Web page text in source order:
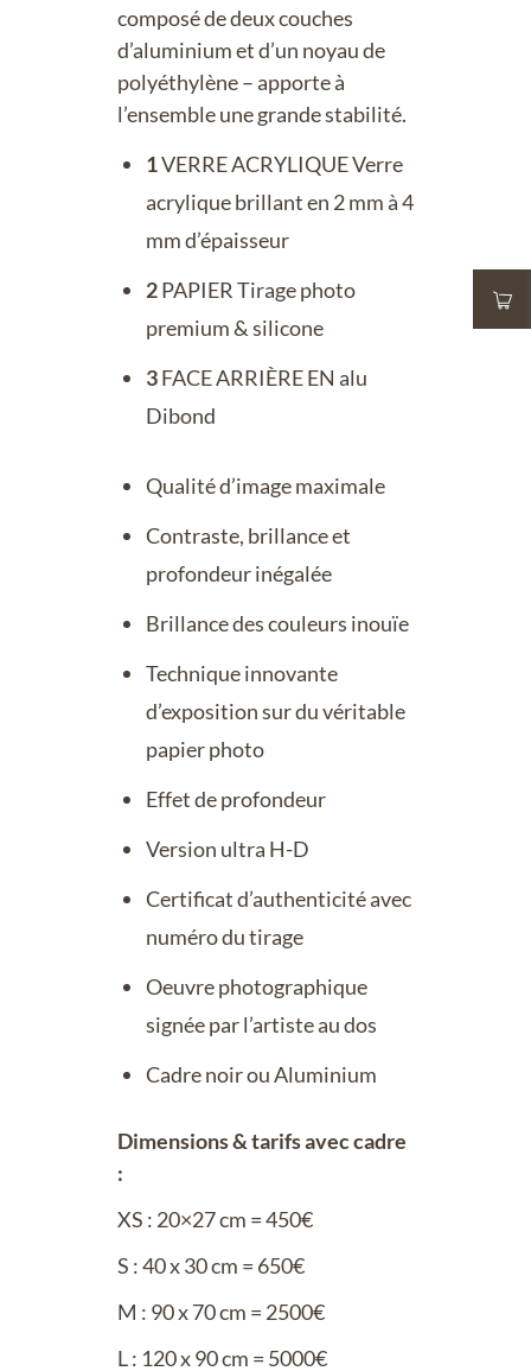
composé de deux couches
d’aluminium et d’un noyau de
polyéthylène – apporte à
l’ensemble une grande stabilité.
1VERRE ACRYLIQUE Verre
acrylique brillant en 2 mm à 4
mm d’épaisseur
2PAPIER Tirage photo
premium & silicone
3FACE ARRIÈRE EN alu
Dibond
Qualité d’image maximale
Contraste, brillance et
profondeur inégalée
Brillance des couleurs inouïe
Technique innovante
d’exposition sur du véritable
papier photo
Effet de profondeur
Version ultra H-D
Certificat d’authenticité avec
numéro du tirage
Oeuvre photographique
signée par l’artiste au dos
Cadre noir ou Aluminium
Dimensions & tarifs avec cadre
:
XS : 20×27 cm = 450€
S : 40 x 30 cm = 650€
M : 90 x 70 cm = 2500€
L : 120 x 90 cm = 5000€